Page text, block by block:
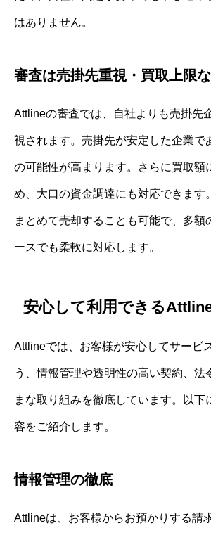
はありません。
審査は売掛先重視・買取上限
Attlineの審査では、自社よりも売掛先
視されます。売掛先が安定した企業で
の可能性が高まります。さらに買取額
め、大口の資金調達にも対応できます
まとめて売却することも可能で、多額
ースでも柔軟に対応します。
安心して利用できる
Attlineでは、お客様が安心してサービ
う、情報管理や透明性の高い契約、法
まな取り組みを徹底しています。以下
容をご紹介します。
情報管理の徹底
Attlineは、お客様からお預かりする請